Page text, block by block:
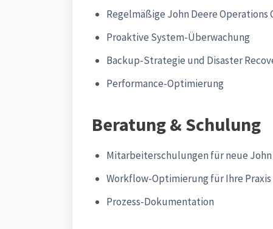
Regelmäßige John Deere
Proaktive System-Überwachung
Backup-Strategie und Disaster
Performance-Optimierung
Beratung & Schulung
Mitarbeiterschulungen für neue
Workflow-Optimierung für Ihre Praxis
Prozess-Dokumentation